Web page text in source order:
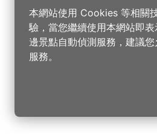
本網站使用 Cookies 等相關
驗，當您繼續使用本網站即
邊景點自動偵測服務，建議
服務。